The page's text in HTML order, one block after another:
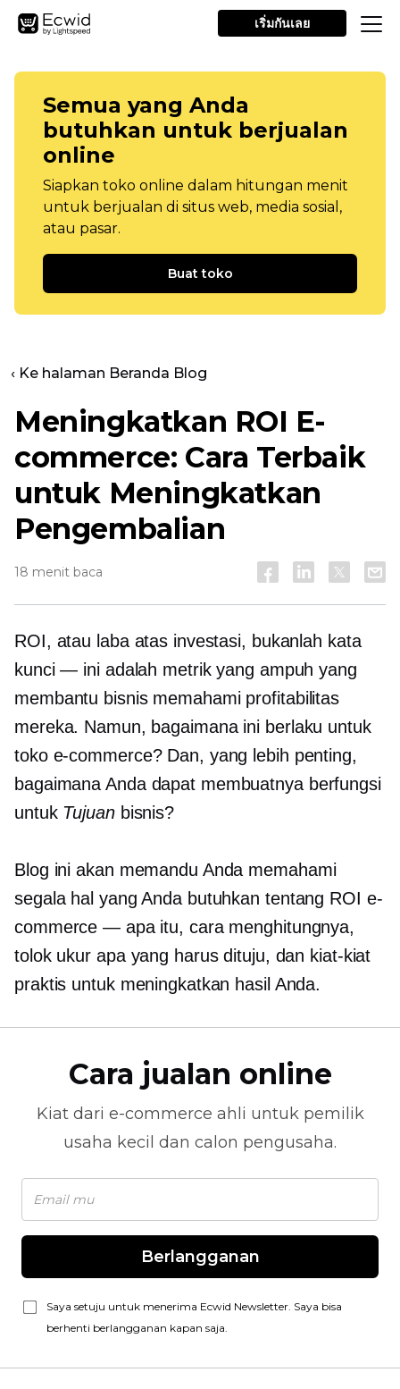
เริ่มกันเลย
Semua yang Anda
butuhkan untuk berjualan
online
Siapkan toko online dalam hitungan menit
untuk berjualan di situs web, media sosial,
atau pasar.
Buat toko
‹ Ke halaman Beranda Blog
Meningkatkan ROI E-
commerce: Cara Terbaik
untuk Meningkatkan
Pengembalian
18 menit baca
ROI, atau laba atas investasi, bukanlah kata
kunci — ini adalah metrik yang ampuh yang
membantu bisnis memahami profitabilitas
mereka. Namun, bagaimana ini berlaku untuk
toko e-commerce? Dan, yang lebih penting,
bagaimana Anda dapat membuatnya berfungsi
untuk Tujuanbisnis?
Blog ini akan memandu Anda memahami
segala hal yang Anda butuhkan tentang ROI e-
commerce — apa itu, cara menghitungnya,
tolok ukur apa yang harus dituju, dan kiat-kiat
praktis untuk meningkatkan hasil Anda.
Cara jualan online
Kiat dari e-commerce ahli untuk pemilik
usaha kecil dan calon pengusaha.
Berlangganan
Saya setuju untuk menerima Ecwid Newsletter. Saya bisa
berhenti berlangganan kapan saja.